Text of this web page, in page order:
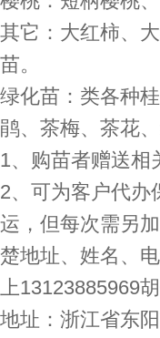
其它：大红柿、
苗。
绿化苗：类各种
鹃、茶梅、茶花
1、购苗者赠送相
2、可为客户代办
运，但每次需另
楚地址、姓名、
上13123885969
地址：浙江省东